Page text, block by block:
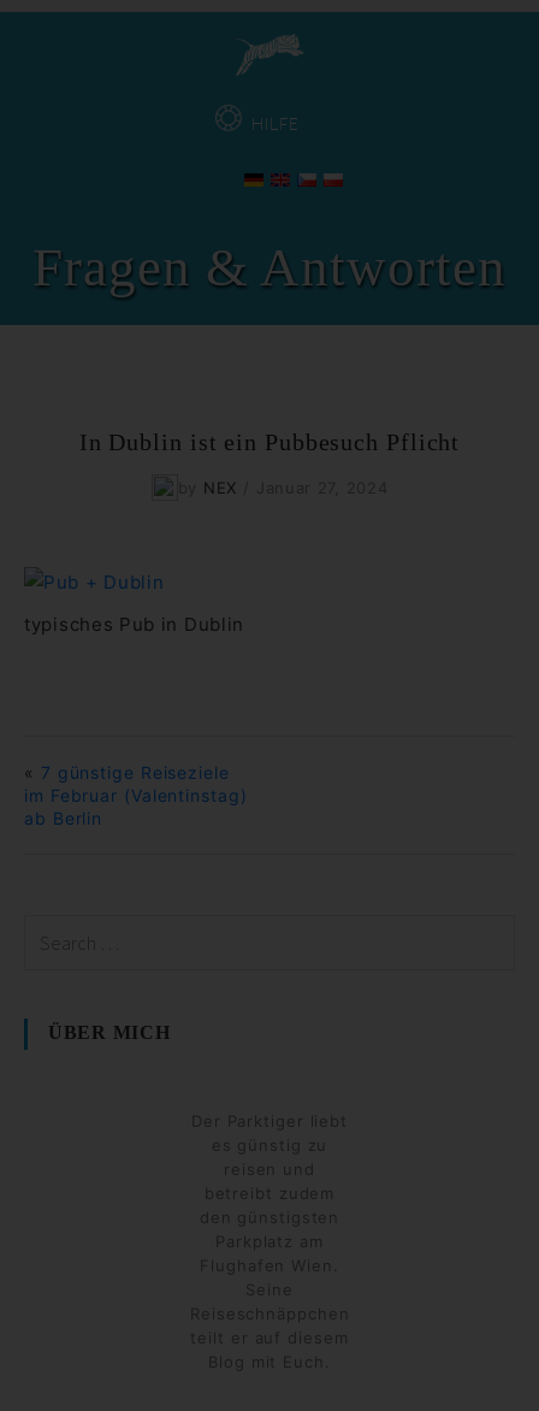
HILFE
Fragen & Antworten
In Dublin ist ein Pubbesuch Pflicht
NEX
typisches Pub in Dublin
« 7 günstige Reiseziele
im Februar (Valentinstag)
ab Berlin
ÜBER MICH
Der Parktiger liebt
es günstig zu
reisen und
betreibt zudem
den günstigsten
Parkplatz am
Flughafen Wien.
Seine
Reiseschnäppchen
teilt er auf diesem
Blog mit Euch.